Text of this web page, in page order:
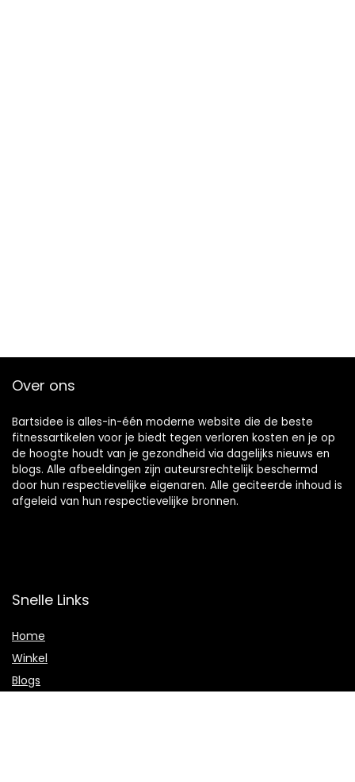
Over ons
Bartsidee is alles-in-één moderne website die de beste
fitnessartikelen voor je biedt tegen verloren kosten en je op
de hoogte houdt van je gezondheid via dagelijks nieuws en
blogs. Alle afbeeldingen zijn auteursrechtelijk beschermd
door hun respectievelijke eigenaren. Alle geciteerde inhoud is
afgeleid van hun respectievelijke bronnen.
Snelle Links
Home
Winkel
Blogs